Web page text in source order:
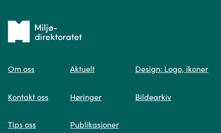
Spør oss
søk og viser deg vår mest relevante
Tilbake
forsiden
Om oss
Kontakt oss
Tips oss
Aktuelt
Høringer
Publikasjoner
Design: Logo, ikoner
Bildearkiv